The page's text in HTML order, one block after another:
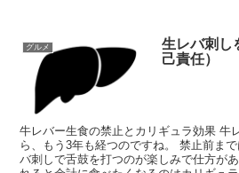
グルメ
生レバ刺し
己責任）
牛レバー生食の禁止とカリギュラ効果 牛
ら、もう3年も経つのですね。 禁止前ま
バ刺しで舌鼓を打つのが楽しみで仕方が